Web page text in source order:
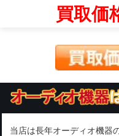
買取価
当店は長年オーディオ機器